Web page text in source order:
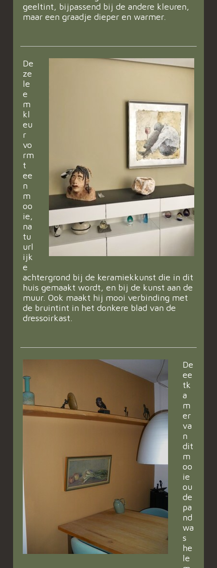
geeltint, bijpassend bij de andere kleuren,
maar een graadje dieper en warmer.
De
ze
le
e
m
kl
eu
r
vo
rm
t
ee
n
m
oo
ie,
na
tu
url
ijk
e
achtergrond bij de keramiekkunst die in dit
huis gemaakt wordt, en bij de kunst aan de
muur. Ook maakt hij mooi verbinding met
de bruintint in het donkere blad van de
dressoirkast.
De
ee
tk
a
m
er
va
n
dit
m
oo
ie
ou
de
pa
nd
wa
s
he
le